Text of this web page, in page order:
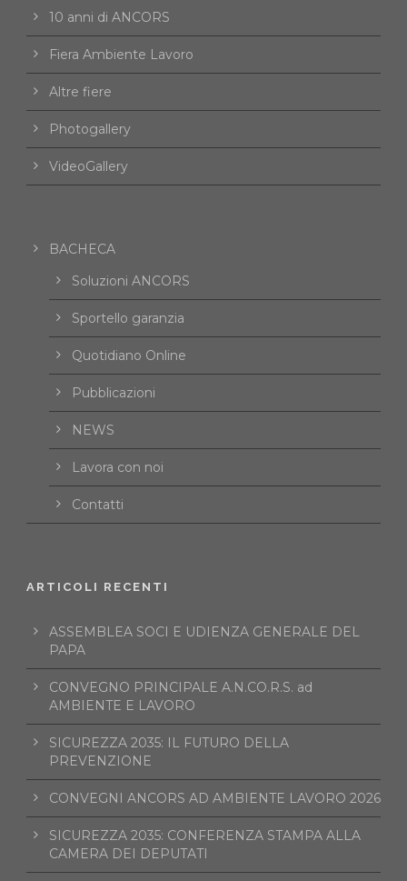
10 anni di ANCORS
Fiera Ambiente Lavoro
Altre fiere
Photogallery
VideoGallery
BACHECA
Soluzioni ANCORS
Sportello garanzia
Quotidiano Online
Pubblicazioni
NEWS
Lavora con noi
Contatti
ARTICOLI RECENTI
ASSEMBLEA SOCI E UDIENZA GENERALE DEL
PAPA
CONVEGNO PRINCIPALE A.N.CO.R.S. ad
AMBIENTE E LAVORO
SICUREZZA 2035: IL FUTURO DELLA
PREVENZIONE
CONVEGNI ANCORS AD AMBIENTE LAVORO 2026
SICUREZZA 2035: CONFERENZA STAMPA ALLA
CAMERA DEI DEPUTATI